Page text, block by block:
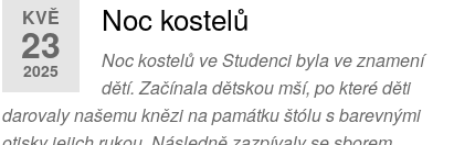
KVĚ
23
2025
Noc kostelů
Noc kostelů ve Studenci byla ve znamení
dětí. Začínala dětskou mší, po které děti
darovaly našemu knězi na památku štólu s barevnými